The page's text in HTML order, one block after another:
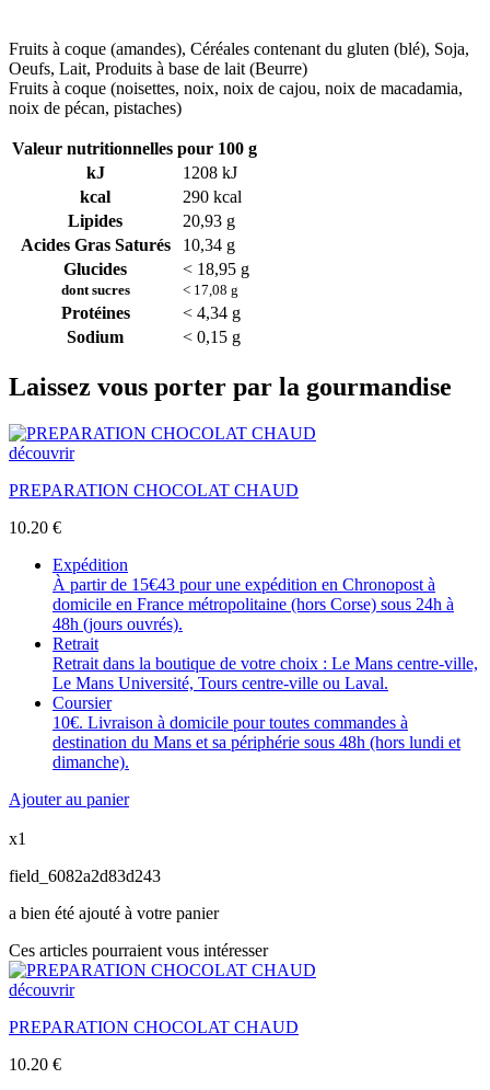
Fruits à coque (amandes), Céréales contenant du gluten (blé), Soja,
Oeufs, Lait, Produits à base de lait (Beurre)
Fruits à coque (noisettes, noix, noix de cajou, noix de macadamia,
noix de pécan, pistaches)
Valeur nutritionnelles pour 100 g
kJ
1208 kJ
kcal
290 kcal
Lipides
20,93 g
Acides Gras Saturés
10,34 g
Glucides
dont sucres
< 18,95 g
< 17,08 g
Protéines
< 4,34 g
Sodium
< 0,15 g
Laissez vous porter par la gourmandise
découvrir
PREPARATION CHOCOLAT CHAUD
10.20 €
Expédition
À partir de 15€43 pour une expédition en Chronopost à
domicile en France métropolitaine (hors Corse) sous 24h à
48h (jours ouvrés).
Retrait
Retrait dans la boutique de votre choix : Le Mans centre-ville,
Le Mans Université, Tours centre-ville ou Laval.
Coursier
10€. Livraison à domicile pour toutes commandes à
destination du Mans et sa périphérie sous 48h (hors lundi et
dimanche).
Ajouter au panier
x1
field_6082a2d83d243
a bien été ajouté à votre panier
Ces articles pourraient vous intéresser
découvrir
PREPARATION CHOCOLAT CHAUD
10.20 €